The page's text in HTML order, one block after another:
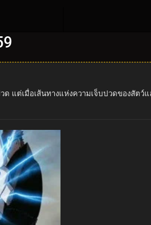
แต่เมื่อเส้นทางแห่งความเจ็บปวดของสัตว์